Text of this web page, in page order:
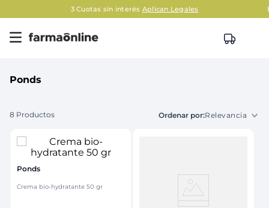
3 Cuotas sin interésAplican Legales
Ponds
8 Productos Relevancia
Ponds
Crema bio-hydratante 50 gr